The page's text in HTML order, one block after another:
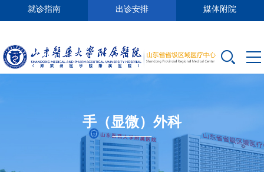
就诊指南 出诊安排 媒体附院
手（显微）外科